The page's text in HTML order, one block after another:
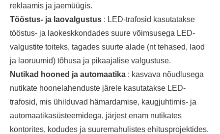
reklaamis ja jaemüügis.
Tööstus- ja laovalgustus : LED-trafosid kasutatakse
tööstus- ja laokeskkondades suure võimsusega LED-
valgustite toiteks, tagades suurte alade (nt tehased, laod
ja laoruumid) tõhusa ja pikaajalise valgustuse.
Nutikad hooned ja automaatika : kasvava nõudlusega
nutikate hoonelahenduste järele kasutatakse LED-
trafosid, mis ühilduvad hämardamise, kaugjuhtimis- ja
automaatikasüsteemidega, järjest enam nutikates
kontorites, kodudes ja suuremahulistes ehitusprojektides.